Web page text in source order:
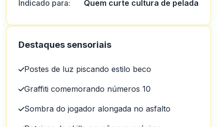
Indicado para: Quem curte cultura de pelada
Destaques sensoriais
Postes de luz piscando estilo beco
Graffiti comemorando números 10
Sombra do jogador alongada no asfalto